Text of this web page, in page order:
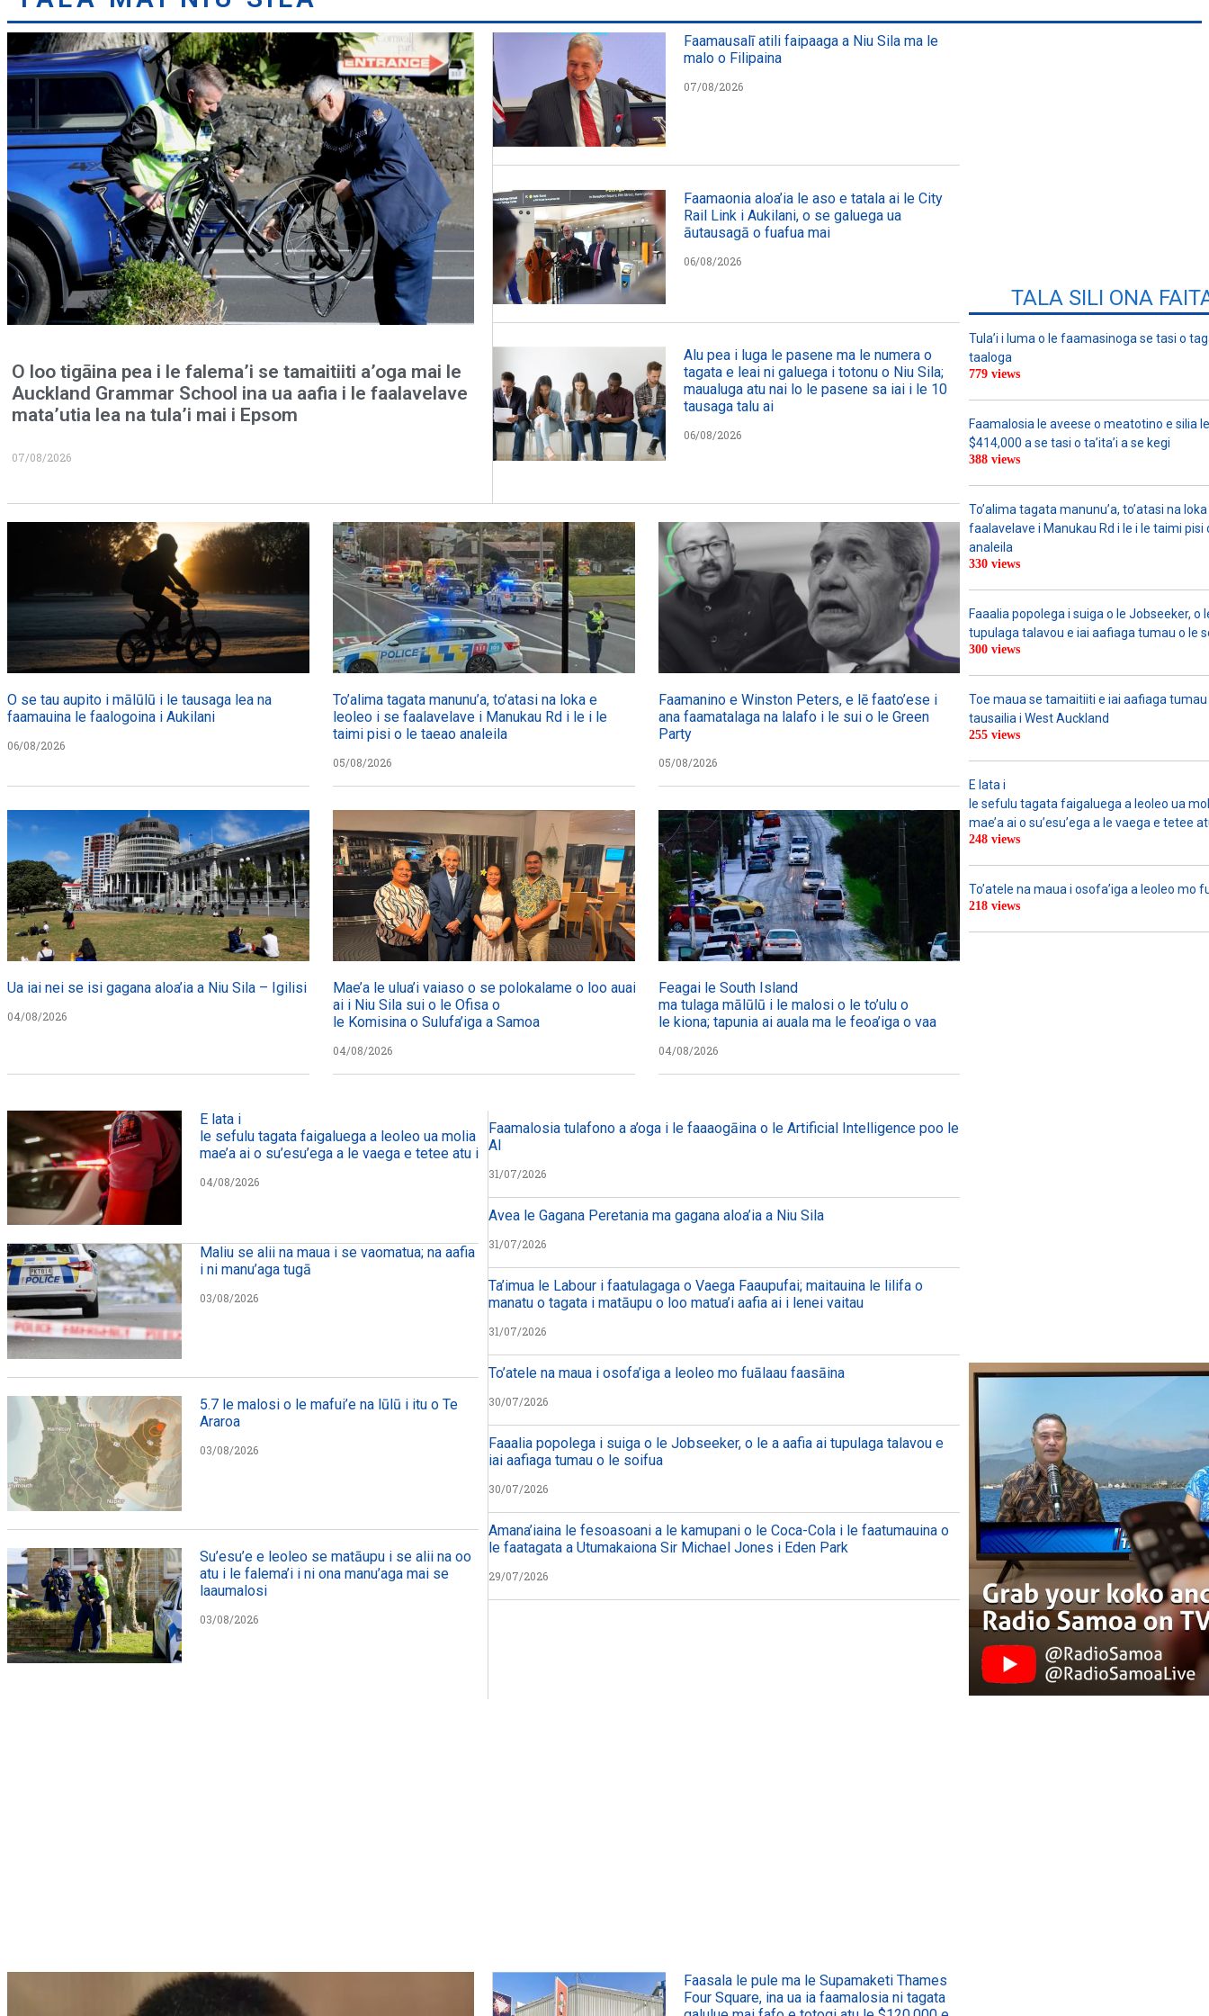
O loo tigāina pea i le falema’i se tamaitiiti a’oga mai le
Auckland Grammar School ina ua aafia i le faalavelave
mata’utia lea na tula’i mai i Epsom
07/08/2026
Faamausalī atili faipaaga a Niu Sila ma le
malo o Filipaina
07/08/2026
Faamaonia aloa’ia le aso e tatala ai le City
Rail Link i Aukilani, o se galuega ua
āutausagā o fuafua mai
06/08/2026
Alu pea i luga le pasene ma le numera o
tagata e leai ni galuega i totonu o Niu Sila;
maualuga atu nai lo le pasene sa iai i le 10
tausaga talu ai
06/08/2026
O se tau aupito i mālūlū i le tausaga lea na
faamauina le faalogoina i Aukilani
06/08/2026
To’alima tagata manunu’a, to’atasi na loka e
leoleo i se faalavelave i Manukau Rd i le i le
taimi pisi o le taeao analeila
05/08/2026
Faamanino e Winston Peters, e lē faato’ese i
ana faamatalaga na lalafo i le sui o le Green
Party
05/08/2026
Ua iai nei se isi gagana aloa’ia a Niu Sila – Igilisi
04/08/2026
Mae’a le ulua’i vaiaso o se polokalame o loo auai mai
ai i Niu Sila sui o le Ofisa o
le Komisina o Sulufa’iga a Samoa
04/08/2026
Feagai le South Island
ma tulaga mālūlū i le malosi o le to’ulu o
le kiona; tapunia ai auala ma le feoa’iga o vaa
04/08/2026
TALA SILI ONA
Tula’i i luma o le faamasinoga se tasi o
taaloga
779 views
Faamalosia le aveese o meatotino e silia
$414,000 a se tasi o ta’ita’i a se kegi
388 views
To’alima tagata manunu’a, to’atasi na
faalavelave i Manukau Rd i le i le taimi pisi
analeila
330 views
Faaalia popolega i suiga o le Jobseeker, o
tupulaga talavou e iai aafiaga tumau o le
300 views
Toe maua se tamaitiiti e iai aafiaga
tausailia i West Auckland
255 views
E lata i
le sefulu tagata faigaluega a leoleo ua
mae’a ai o su’esu’ega a le vaega e tetee
248 views
To’atele na maua i osofa’iga a leoleo mo
218 views
E lata i
le sefulu tagata faigaluega a leoleo ua molia i le tulafono i le
mae’a ai o su’esu’ega a le vaega e tetee atu i faiga pi’opi’o
04/08/2026
Maliu se alii na maua i se vaomatua; na aafia
i ni manu’aga tugā
03/08/2026
5.7 le malosi o le mafui’e na lūlū i itu o Te
Araroa
03/08/2026
Su’esu’e e leoleo se matāupu i se alii na oo
atu i le falema’i i ni ona manu’aga mai se
laaumalosi
03/08/2026
Faamalosia tulafono a a’oga i le faaaogāina o le Artificial Intelligence poo le
AI
31/07/2026
Avea le Gagana Peretania ma gagana aloa’ia a Niu Sila
31/07/2026
Ta’imua le Labour i faatulagaga o Vaega Faaupufai; maitauina le lilifa o
manatu o tagata i matāupu o loo matua’i aafia ai i lenei vaitau
31/07/2026
To’atele na maua i osofa’iga a leoleo mo fuālaau faasāina
30/07/2026
Faaalia popolega i suiga o le Jobseeker, o le a aafia ai tupulaga talavou e
iai aafiaga tumau o le soifua
30/07/2026
Amana’iaina le fesoasoani a le kamupani o le Coca-Cola i le faatumauina o
le faatagata a Utumakaiona Sir Michael Jones i Eden Park
29/07/2026
Faasala le pule ma le Supamaketi Thames
Four Square, ina ua ia faamalosia ni tagata